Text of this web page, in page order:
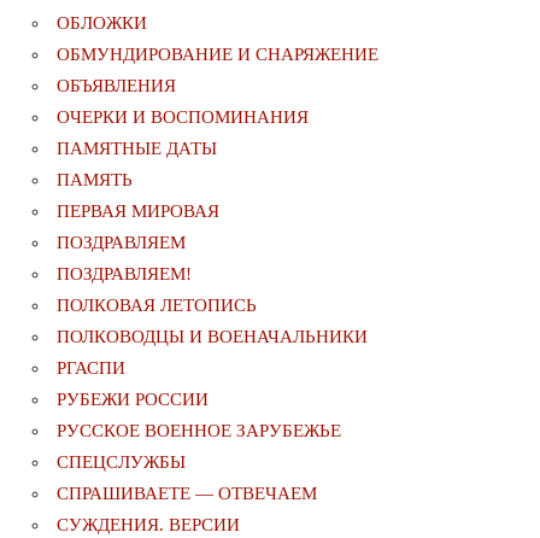
ОБЛОЖКИ
ОБМУНДИРОВАНИЕ И СНАРЯЖЕНИЕ
ОБЪЯВЛЕНИЯ
ОЧЕРКИ И ВОСПОМИНАНИЯ
ПАМЯТНЫЕ ДАТЫ
ПАМЯТЬ
ПЕРВАЯ МИРОВАЯ
ПОЗДРАВЛЯЕМ
ПОЗДРАВЛЯЕМ!
ПОЛКОВАЯ ЛЕТОПИСЬ
ПОЛКОВОДЦЫ И ВОЕНАЧАЛЬНИКИ
РГАСПИ
РУБЕЖИ РОССИИ
РУССКОЕ ВОЕННОЕ ЗАРУБЕЖЬЕ
СПЕЦСЛУЖБЫ
СПРАШИВАЕТЕ — ОТВЕЧАЕМ
СУЖДЕНИЯ. ВЕРСИИ